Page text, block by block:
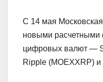
С 14 мая
новыми расчетными
цифровых валют —
Ripple (MOEXXRP)